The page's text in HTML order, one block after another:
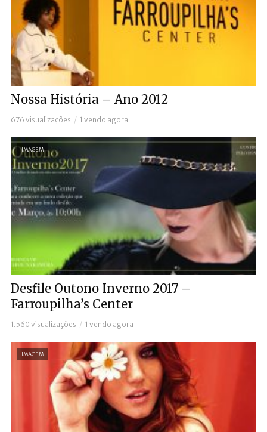
Nossa História – Ano 2012
676 visualizações 1 vendo agora
IMAGEM
Desfile Outono Inverno 2017 –
Farroupilha’s Center
1.560 visualizações 1 vendo agora
IMAGEM